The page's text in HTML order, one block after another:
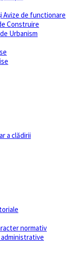
Avize de functionare
Construire
Urbanism
a clădirii
normativ